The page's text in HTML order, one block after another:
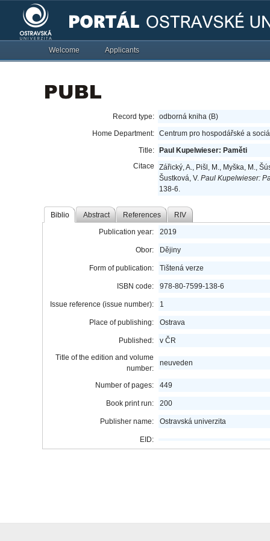
Welcome Applicants
Record type: odborná kniha (B)
Home Department: Centrum pro hospodářské a
Title:
Paul Kupelwieser: Paměti
Citace
Zářický, A., Pišl, M., Myška, M.,
Šustková, V. Paul Kupelwieser:
138-6.
Biblio Abstract References RIV
Publication year: 2019
Obor: Dějiny
Form of publication: Tištená verze
ISBN code: 978-80-7599-138-6
Issue reference (issue number): 1
Place of publishing: Ostrava
Published:
v ČR
Title of the edition and volume
number:
neuveden
Number of pages: 449
Book print run: 200
Publisher name: Ostravská univerzita
EID: